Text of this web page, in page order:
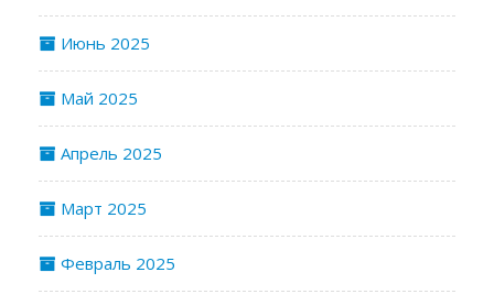
Июнь 2025
Май 2025
Апрель 2025
Март 2025
Февраль 2025